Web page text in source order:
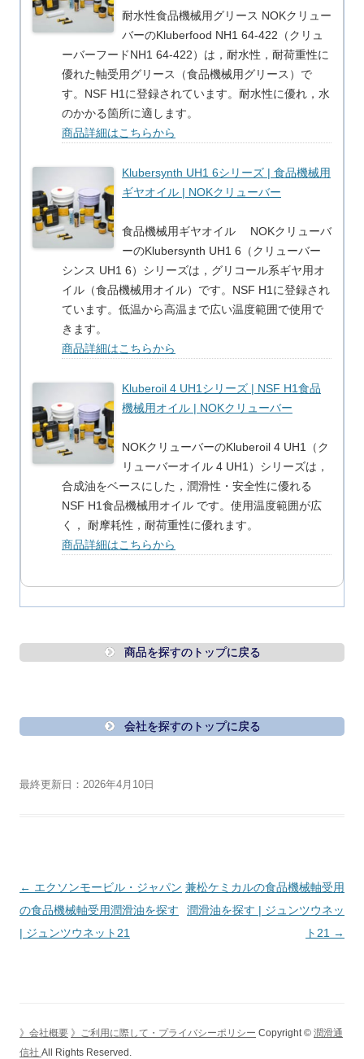
耐水性食品機械用グリース NOKクリュー
バーのKluberfood NH1 64-422（クリュ
ーバーフードNH1 64-422）は，耐水性，耐荷重性に
優れた軸受用グリース（食品機械用グリース）で
す。NSF H1に登録されています。耐水性に優れ，水
のかかる箇所に適します。
商品詳細はこちらから
Klubersynth UH1 6シリーズ | 食品機械用
ギヤオイル | NOKクリューバー
食品機械用ギヤオイル NOKクリューバ
ーのKlubersynth UH1 6（クリューバー
シンス UH1 6）シリーズは，グリコール系ギヤ用オ
イル（食品機械用オイル）です。NSF H1に登録され
ています。低温から高温まで広い温度範囲で使用で
きます。
商品詳細はこちらから
Kluberoil 4 UH1シリーズ | NSF H1食品
機械用オイル | NOKクリューバー
NOKクリューバーのKluberoil 4 UH1（ク
リューバーオイル 4 UH1）シリーズは，
合成油をベースにした，潤滑性・安全性に優れる
NSF H1食品機械用オイル です。使用温度範囲が広
く， 耐摩耗性，耐荷重性に優れます。
商品詳細はこちらから
商品を探すのトップに戻る
会社を探すのトップに戻る
最終更新日：2026年4月10日
投
稿
ナ
ョ
← エクソンモービル・ジャパン
の食品機械軸受用潤滑油を探す
| ジュンツウネット21
兼松ケミカルの食品機械軸受用
潤滑油を探す | ジュンツウネッ
ト21 →
》会社概要 》ご利用に際して・プライバシーポリシー Copyright © 潤滑通
信社 All Rights Reserved.